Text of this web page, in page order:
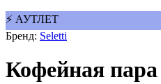
⚡ АУТЛЕТ
Бренд: Seletti
Кофейная